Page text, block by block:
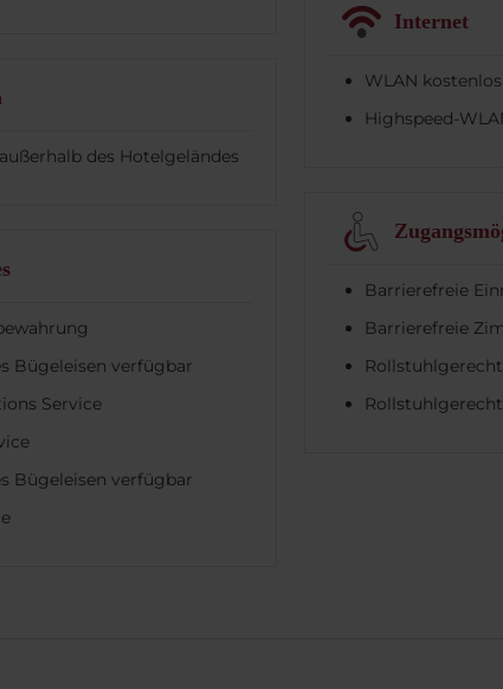
Internet
WLAN
Highspeed-
des Hotelgeländes
Barrierefreie
Barrierefreie
Bügeleisen verfügbar
Service
Bügeleisen verfügbar